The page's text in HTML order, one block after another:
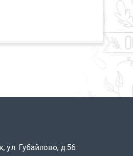
ул. Губайлово, д.56